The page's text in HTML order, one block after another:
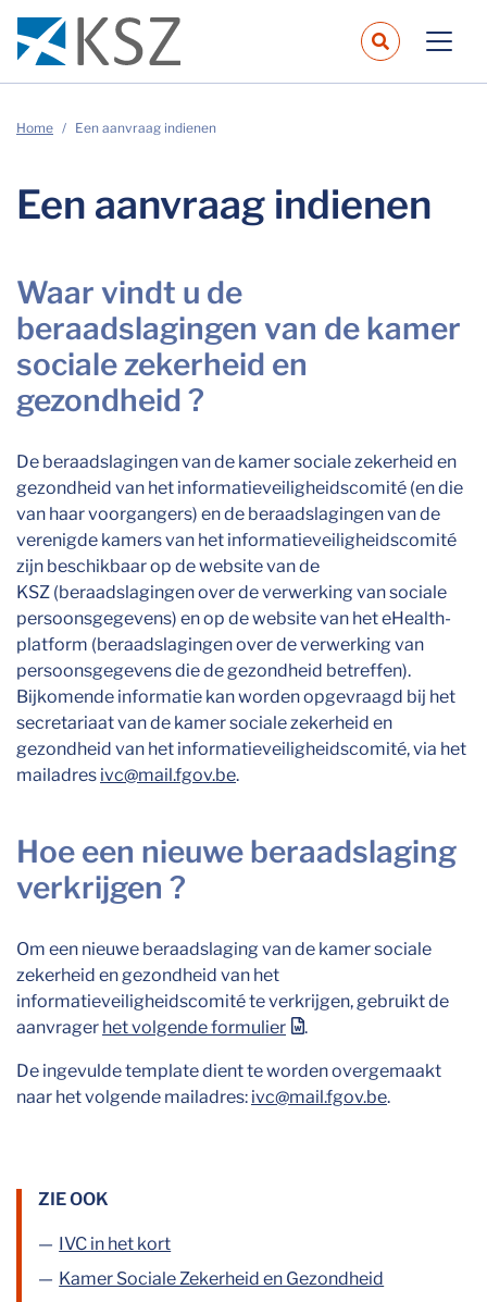
Home Een aanvraag indienen
Een aanvraag indienen
Waar vindt u de
beraadslagingen van de kamer
sociale zekerheid en
gezondheid ?
De beraadslagingen van de kamer sociale zekerheid en
gezondheid van het informatieveiligheidscomité (en die
van haar voorgangers) en de beraadslagingen van de
verenigde kamers van het informatieveiligheidscomité
zijn beschikbaar op de website van de
KSZ (beraadslagingen over de verwerking van sociale
persoonsgegevens) en op de website van het eHealth-
platform (beraadslagingen over de verwerking van
persoonsgegevens die de gezondheid betreffen).
Bijkomende informatie kan worden opgevraagd bij het
secretariaat van de kamer sociale zekerheid en
gezondheid van het informatieveiligheidscomité, via het
mailadres ivc@mail.fgov.be.
Hoe een nieuwe beraadslaging
verkrijgen ?
Om een nieuwe beraadslaging van de kamer sociale
zekerheid en gezondheid van het
informatieveiligheidscomité te verkrijgen, gebruikt de
aanvrager het volgende formulier .
De ingevulde template dient te worden overgemaakt
naar het volgende mailadres: ivc@mail.fgov.be.
ZIE OOK
IVC in het kort
Kamer Sociale Zekerheid en Gezondheid